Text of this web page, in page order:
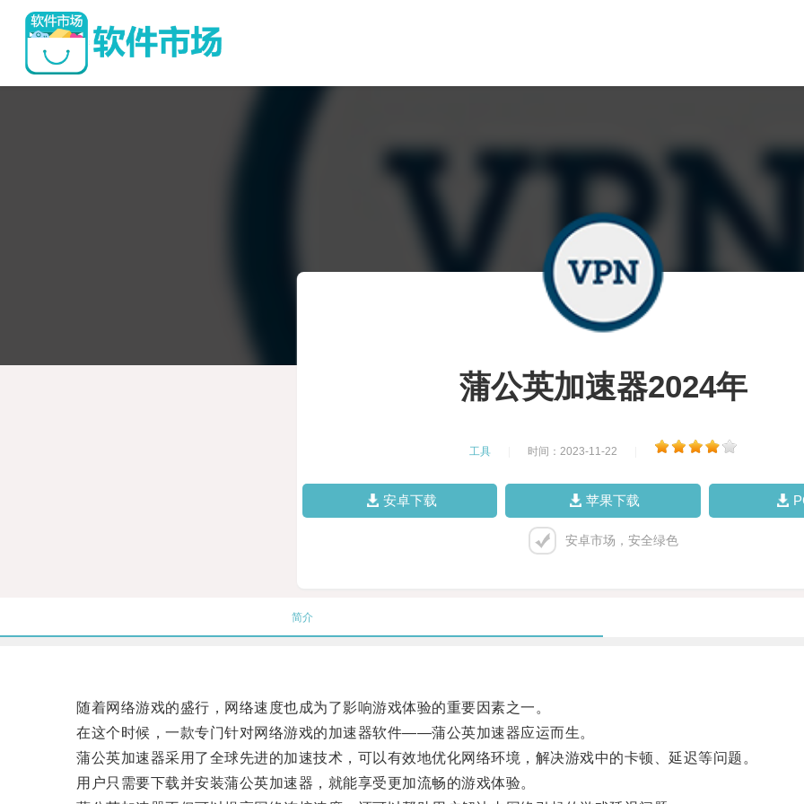
蒲公英加速器2024年
工具 时间：2023-11-22
安卓下载 苹果下载
安卓市场，安全绿色
简介
随着网络游戏的盛行，网络速度也成为了影响游戏体验的重要因素之一。
在这个时候，一款专门针对网络游戏的加速器软件——蒲公英加速器应运而生。
蒲公英加速器采用了全球先进的加速技术，可以有效地优化网络环境，解决游戏中的卡顿、延迟等问题。
用户只需要下载并安装蒲公英加速器，就能享受更加流畅的游戏体验。